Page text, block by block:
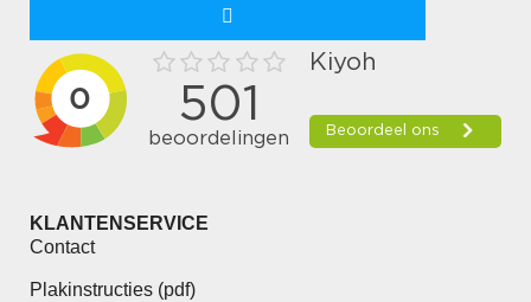
KLANTENSERVICE
Contact
Plakinstructies (pdf)